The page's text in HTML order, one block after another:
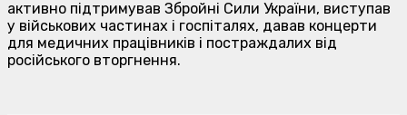
активно підтримував Збройні Сили України, виступав
у військових частинах і госпіталях, давав концерти
для медичних працівників і постраждалих від
російського вторгнення.